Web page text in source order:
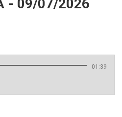
- 09/07/2026
01:39